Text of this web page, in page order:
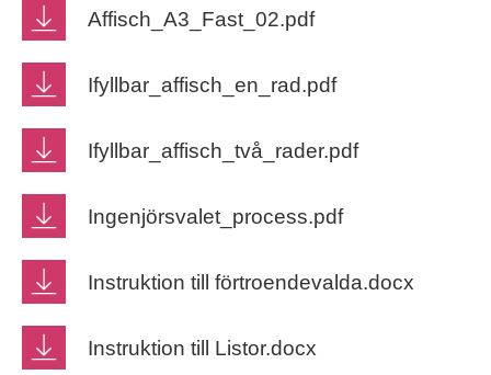
Affisch_A3_Fast_02.pdf
Ifyllbar_affisch_en_rad.pdf
Ifyllbar_affisch_två_rader.pdf
Ingenjörsvalet_process.pdf
Instruktion till förtroendevalda.docx
Instruktion till Listor.docx